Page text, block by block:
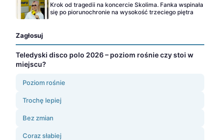
Krok od tragedii na koncercie Skolima. Fanka wspinała
się po piorunochronie na wysokość trzeciego piętra
Zagłosuj
Teledyski disco polo 2026 – poziom rośnie czy stoi w
miejscu?
Poziom rośnie
Trochę lepiej
Bez zmian
Coraz słabiej